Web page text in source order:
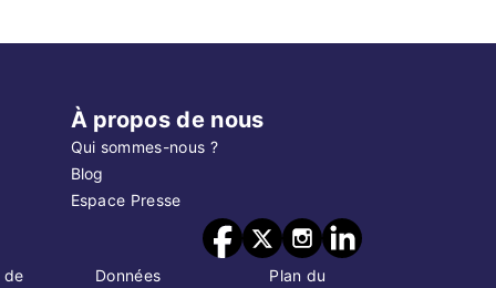
À propos de nous
Qui sommes-nous ?
Blog
Espace Presse
de Données Plan du